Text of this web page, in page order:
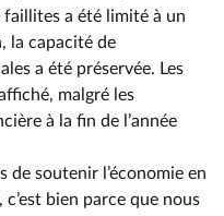
a été limité à un
la capacité de
a été préservée. Les
malgré les
à la fin de l’année
de soutenir l’économie en
bien parce que nous